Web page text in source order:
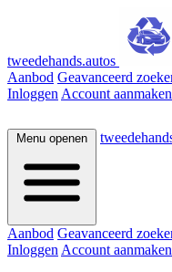
tweedehands.autos
Aanbod Geavanceerd
Inloggen Account aanmaken
Menu openen
Aanbod Geavanceerd
Inloggen Account aanmaken